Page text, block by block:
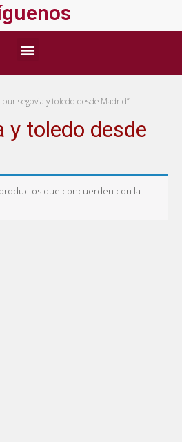
segovia y toledo desde Madrid”
y toledo desde
que concuerden con la